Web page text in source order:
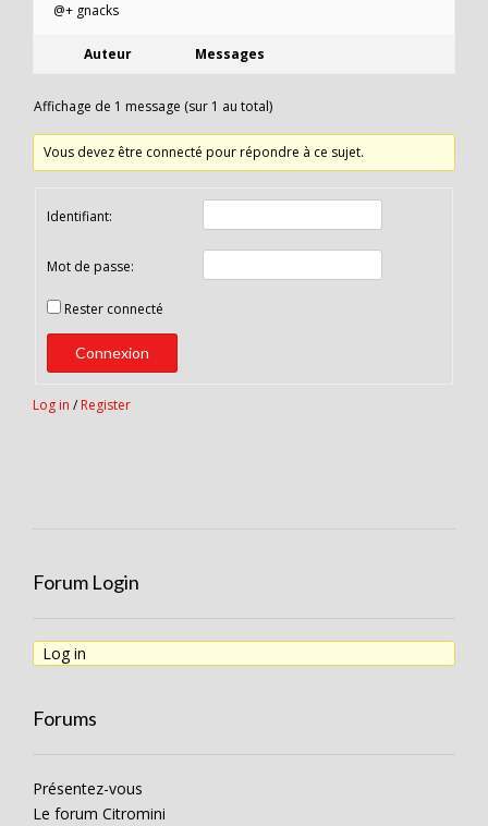
@+ gnacks
Auteur Messages
Affichage de 1 message (sur 1 au total)
Vous devez être connecté pour répondre à ce sujet.
Identifiant:
Mot de passe:
Rester connecté
Connexion
Log in / Register
Forum Login
Log in
Forums
Présentez-vous
Le forum Citromini